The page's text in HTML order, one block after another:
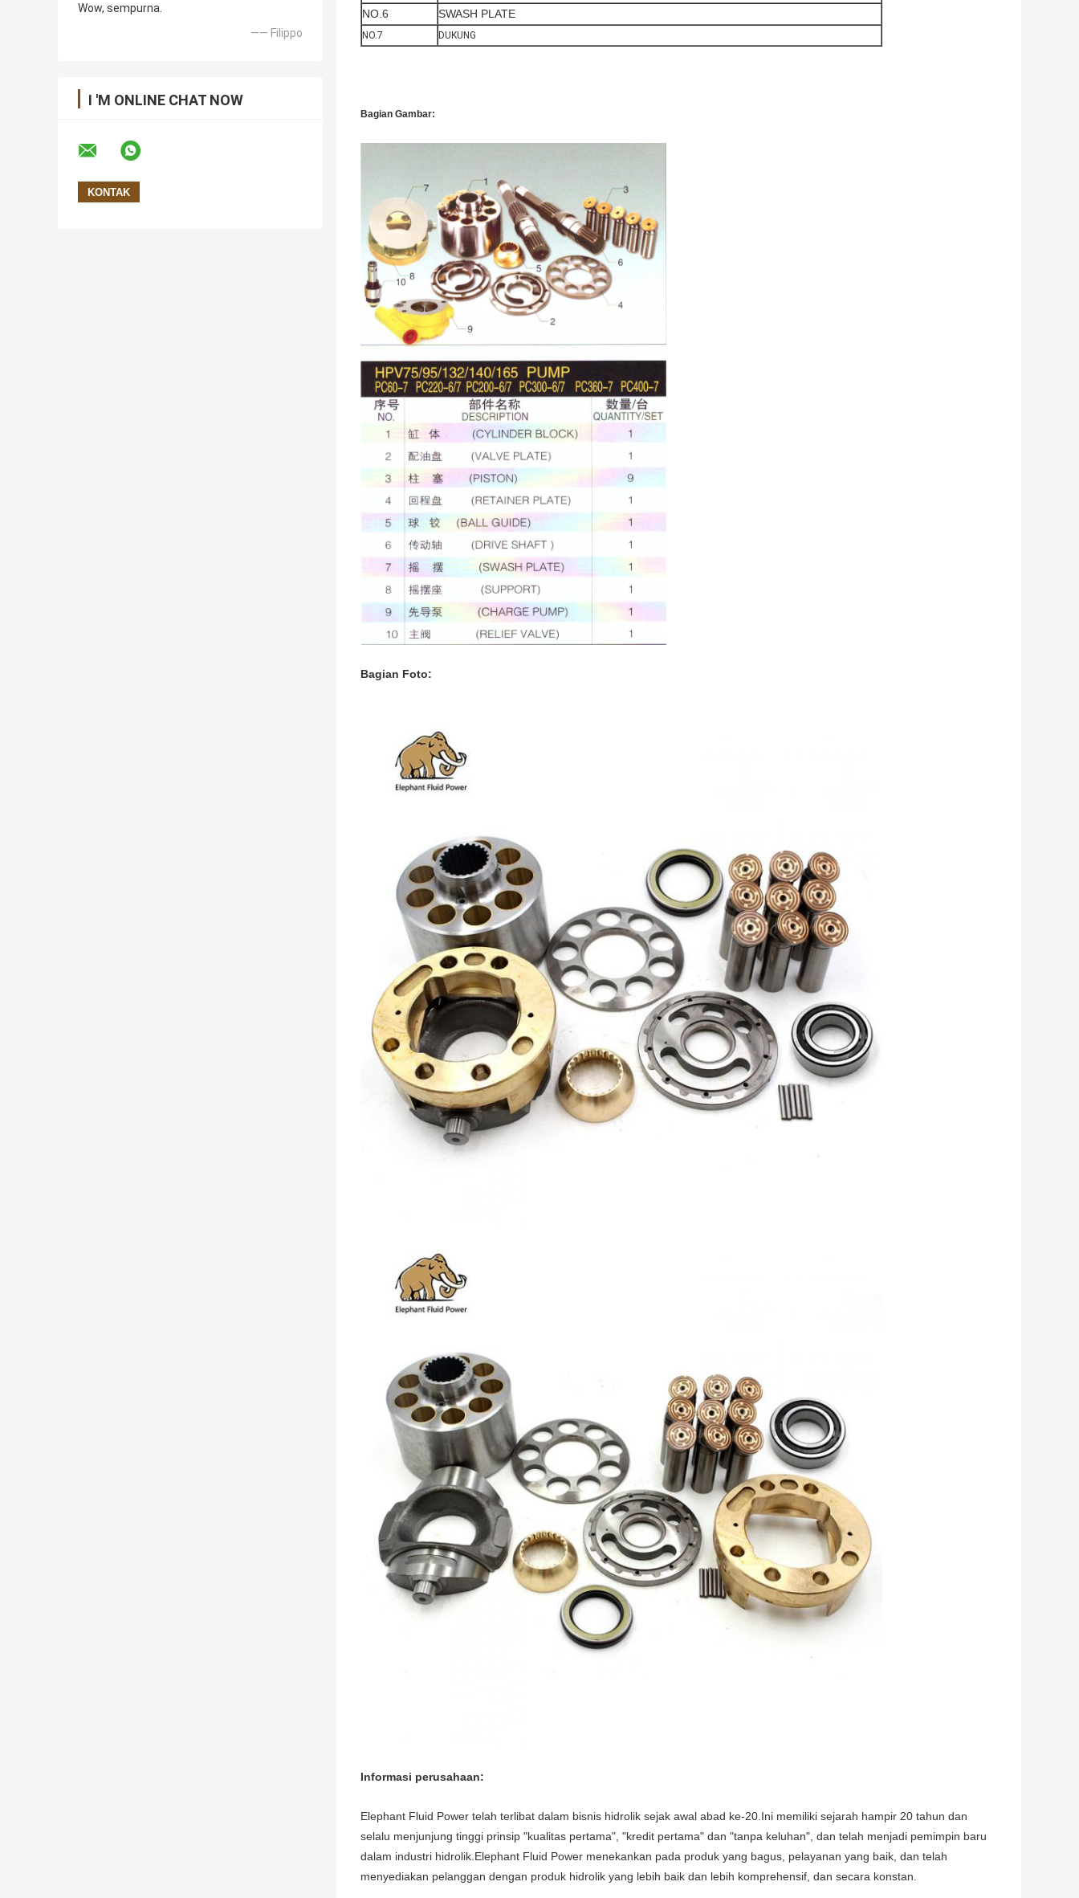
Wow, sempurna.
—— Filippo
I 'M ONLINE CHAT NOW
NO.6
SWASH PLATE
NO.7 DUKUNG
Bagian Gambar:
Bagian Foto:
Informasi perusahaan:
Elephant Fluid Power telah terlibat dalam bisnis hidrolik sejak awal abad ke-20.Ini memiliki sejarah hampir 20 tahun dan
selalu menjunjung tinggi prinsip "kualitas pertama", "kredit pertama" dan "tanpa keluhan", dan telah menjadi pemimpin baru
dalam industri hidrolik.Elephant Fluid Power menekankan pada produk yang bagus, pelayanan yang baik, dan telah
menyediakan pelanggan dengan produk hidrolik yang lebih baik dan lebih komprehensif, dan secara konstan.